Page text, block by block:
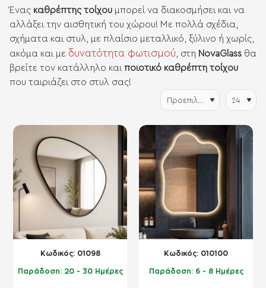
Ένας καθρέπτης τοίχου μπορεί να διακοσμήσει και να
αλλάξει την αισθητική του χώρου! Με πολλά σχέδια,
σχήματα και στυλ, με πλαίσιο μεταλλικό, ξύλινο ή χωρίς,
ακόμα και με δυνατότητα φωτισμού , στη NovaGlass θα
βρείτε τον κατάλληλο και ποιοτικό καθρέπτη τοίχου
που ταιριάζει στο στυλ σας!
NEO
Kωδικός: 01098
Παράδοση: 20 - 30 Ημέρες
NEO
Kωδικός: 010100
Παράδοση: 6 - 8 Ημέρες